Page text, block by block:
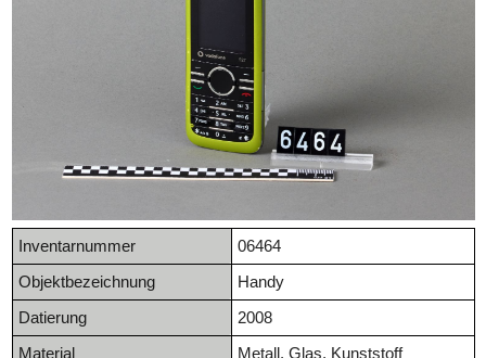
Inventarnummer 06464
Objektbezeichnung Handy
Datierung 2008
Material Metall, Glas, Kunststoff